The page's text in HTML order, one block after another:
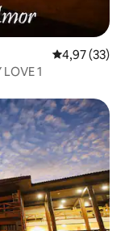
Vidutinis
4,97 (33)
1